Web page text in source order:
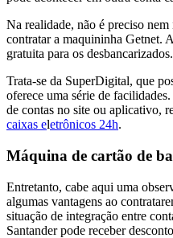
Na realidade, não é preciso
contratar a maquininha Getnet.
gratuita para os desbancarizados.
Trata-se da SuperDigital, que
oferece uma série de
de contas no site ou aplicativo,
caixas eletrônicos 24h.
Máquina de cartão de
Entretanto, cabe aqui uma
algumas vantagens ao
situação de integração entre
Santander pode receber